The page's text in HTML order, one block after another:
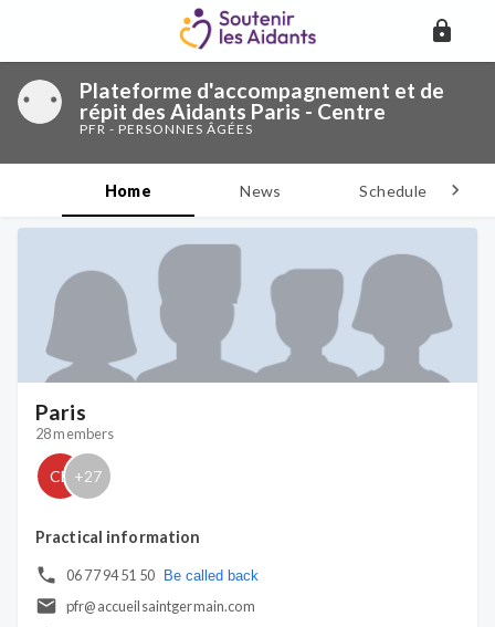
Plateforme d'accompagnement et de
répit des Aidants Paris - Centre
PFR - PERSONNES ÂGÉES
Home News Schedule
Paris
28 members
CB +27
Practical information
06 77 94 51 50 Be called back
pfr@accueilsaintgermain.com